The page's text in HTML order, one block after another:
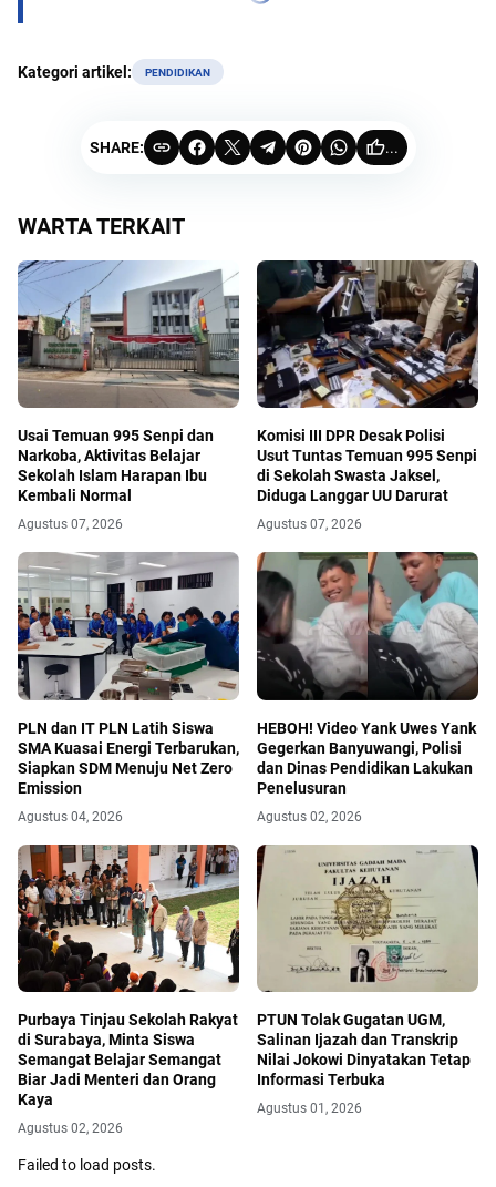
Kategori artikel: PENDIDIKAN
SHARE: ...
WARTA TERKAIT
Usai Temuan 995 Senpi dan
Narkoba, Aktivitas Belajar
Sekolah Islam Harapan Ibu
Kembali Normal
Agustus 07, 2026
Komisi III DPR Desak Polisi
Usut Tuntas Temuan 995 Senpi
di Sekolah Swasta Jaksel,
Diduga Langgar UU Darurat
Agustus 07, 2026
PLN dan IT PLN Latih Siswa
SMA Kuasai Energi Terbarukan,
Siapkan SDM Menuju Net Zero
Emission
Agustus 04, 2026
HEBOH! Video Yank Uwes Yank
Gegerkan Banyuwangi, Polisi
dan Dinas Pendidikan Lakukan
Penelusuran
Agustus 02, 2026
Purbaya Tinjau Sekolah Rakyat
di Surabaya, Minta Siswa
Semangat Belajar Semangat
Biar Jadi Menteri dan Orang
Kaya
Agustus 02, 2026
PTUN Tolak Gugatan UGM,
Salinan Ijazah dan Transkrip
Nilai Jokowi Dinyatakan Tetap
Informasi Terbuka
Agustus 01, 2026
Failed to load posts.